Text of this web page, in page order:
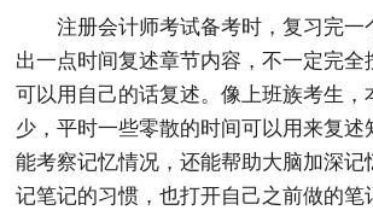
注册会计师考试备考时，复习完一
出一点时间复述章节内容，不一定完全
可以用自己的话复述。像上班族考生，
少，平时一些零散的时间可以用来复述
能考察记忆情况，还能帮助大脑加深记
记笔记的习惯，也打开自己之前做的笔